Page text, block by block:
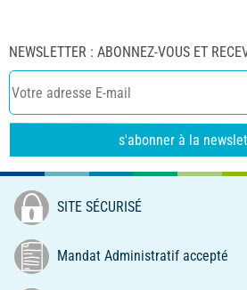
NEWSLETTER : ABONNEZ-VOUS ET
s'abonner à la
SITE SÉCURISÉ
Mandat Administratif accepté